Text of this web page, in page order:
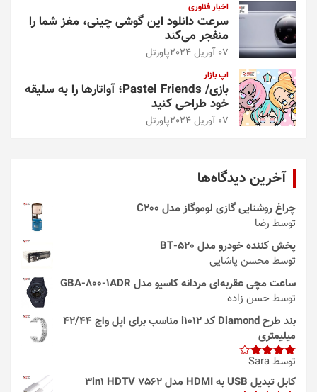
اخبار فناوری
سرعت دانلود این گوشی چینی، مغز شما را
منفجر می‌کند
07 آوریل 2024 پاورتل
اپ بازار
بازی/ Pastel Friends؛ آواتارها را به سلیقه
خود طراحی کنید
07 آوریل 2024 پاورتل
آخرین دیدگاه‌ها
چراغ روشنایی گازی لوموگاز مدل C200
توسط رضا
پخش کننده خودرو مدل 520-BT
توسط محسن پاشایی
ساعت مچی عقربه‌ای مردانه کاسیو مدل GBA-800-1ADR
توسط حسن زاده
بند طرح Diamond کد i1012 مناسب برای اپل واچ 42/44
میلیمتری
امتیاز4
از 5
توسط Sara
کابل تبدیل USB به HDMI مدل 3in1 HDTV 7562